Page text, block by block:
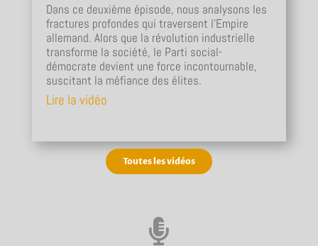
Dans ce deuxième épisode, nous analysons les
fractures profondes qui traversent l’Empire
allemand. Alors que la révolution industrielle
transforme la société, le Parti social-
démocrate devient une force incontournable,
suscitant la méfiance des élites.
Lire la vidéo
Toutes les vidéos
